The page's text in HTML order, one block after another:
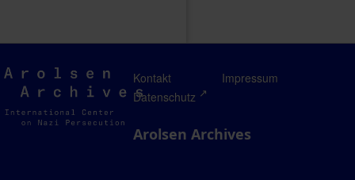
Arolsen
Archives
Kontakt
Impressum
Datenschutz
Arolsen Archives